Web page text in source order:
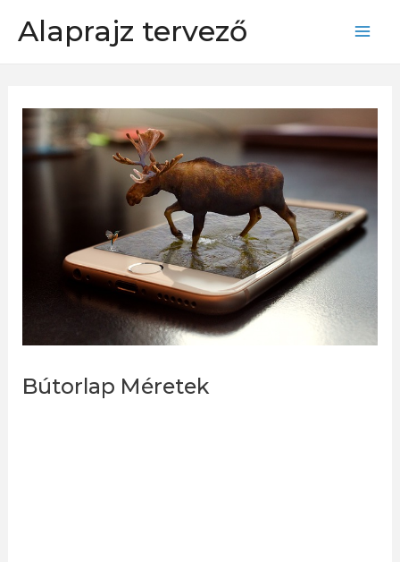
Alaprajz tervező
Bútorlap Méretek